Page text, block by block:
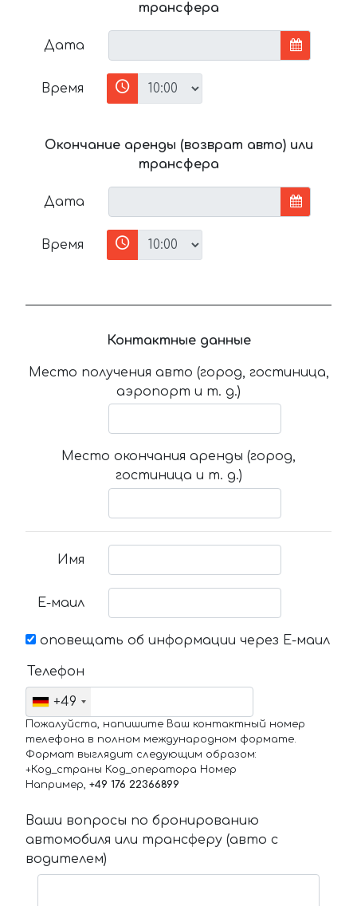
трансфера
Дата
Время
Окончание аренды (возврат авто) или
трансфера
Дата
Время
Контактные данные
Место получения авто (город, гостиница,
аэропорт и т. д.)
Место окончания аренды (город,
гостиница и т. д.)
Имя
Е-маил
оповещать об информации через Е-маил
Телефон
+49
Пожалуйста, напишите Ваш контактный номер
телефона в полном международном формате.
Формат выглядит следующим образом:
+Код_страны Код_оператора Номер
Например, +49 176 22366899
Ваши вопросы по бронированию
автомобиля или трансферу (авто с
водителем)